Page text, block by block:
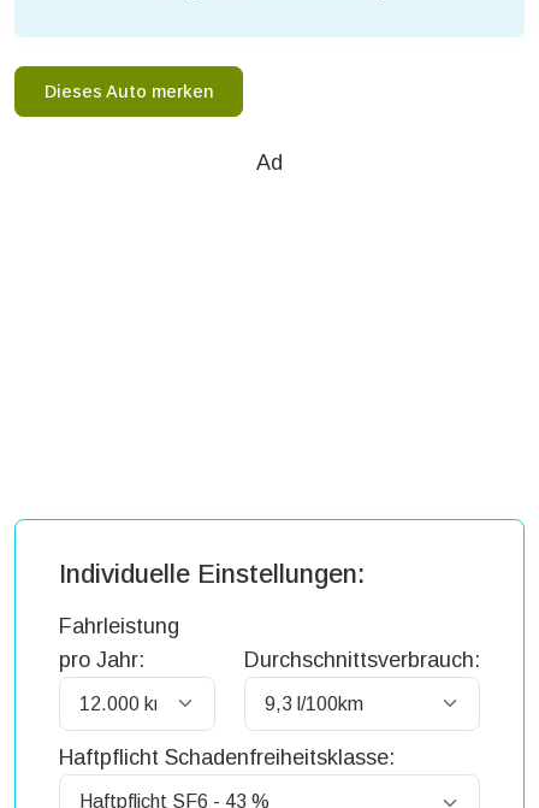
Dieses Auto merken
Ad
Individuelle Einstellungen:
Fahrleistung
pro Jahr:
Durchschnittsverbrauch:
Haftpflicht Schadenfreiheitsklasse: